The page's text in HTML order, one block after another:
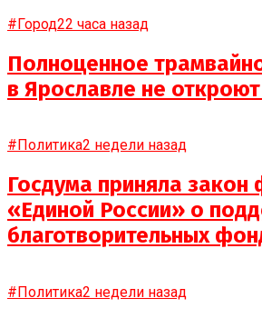
#Город22 часа назад
Полноценное
в Ярославле не откроют
#Политика2 недели назад
Госдума приняла закон
«Единой России» о
благотворительных
#Политика2 недели назад